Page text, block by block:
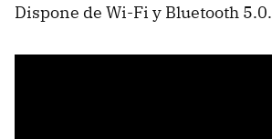
Dispone de Wi-Fi y Bluetooth 5.0.